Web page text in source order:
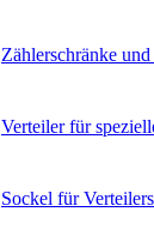
Zählerschränke
Verteiler für
Sockel für